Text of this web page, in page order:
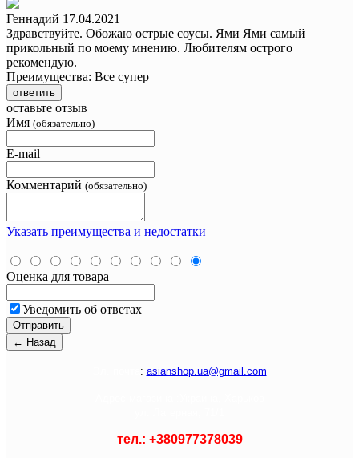
Геннадий 17.04.2021
Здравствуйте. Обожаю острые соусы. Ями Ями самый
прикольный по моему мнению. Любителям острого
рекомендую.
Преимущества: Все супер
ответить
оставьте отзыв
Имя (обязательно)
E-mail
Комментарий (обязательно)
Указать преимущества и недостатки
Оценка для товара
Уведомить об ответах
: asianshop.ua@gmail.com
тел.: +380977378039